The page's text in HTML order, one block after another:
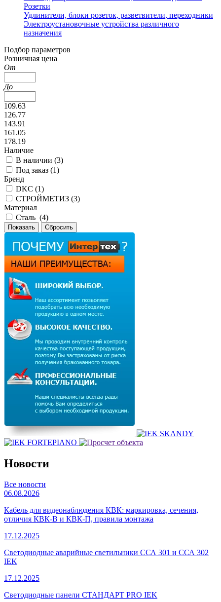
Розетки
Удлинители, блоки розеток, разветвители, переходники
Электроустановочные устройства различного
назначения
Подбор параметров
Розничная цена
От
До
109.63
126.77
143.91
161.05
178.19
Наличие
В наличии (3)
Под заказ (1)
Бренд
DKC (1)
СТРОЙМЕТИЗ (3)
Материал
Сталь (4)
Новости
Все новости
06.08.2026
Кабель для видеонаблюдения КВК: маркировка, сечения,
отличия КВК-В и КВК-П, правила монтажа
17.12.2025
Светодиодные аварийные светильники ССА 301 и ССА 302
IEK
17.12.2025
Светодиодные панели СТАНДАРТ PRO IEK